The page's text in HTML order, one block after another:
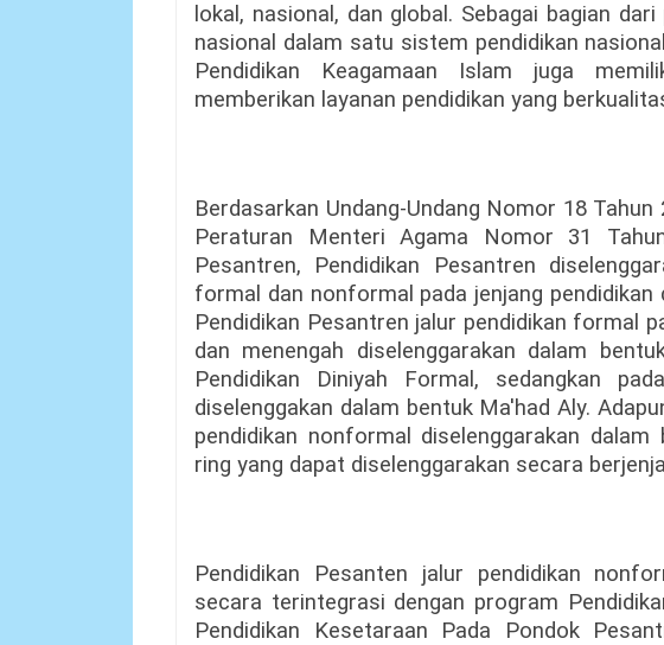
lokal, nasional, dan global. Sebagai bagian
nasional dalam satu sistem pendidikan
Pendidikan Keagamaan Islam juga
memberikan layanan pendidikan yang
Berdasarkan Undang-Undang Nomor 18
Peraturan Menteri Agama Nomor 31
Pesantren, Pendidikan Pesantren
formal dan nonformal pada jenjang pendidikan
Pendidikan Pesantren jalur pendidikan formal
dan menengah diselenggarakan dalam
Pendidikan Diniyah Formal, sedangkan
diselenggakan dalam bentuk Ma'had Aly.
pendidikan nonformal diselenggarakan
ring yang dapat diselenggarakan secara
Pendidikan Pesanten jalur pendidikan
secara terintegrasi dengan program
Pendidikan Kesetaraan Pada Pondok